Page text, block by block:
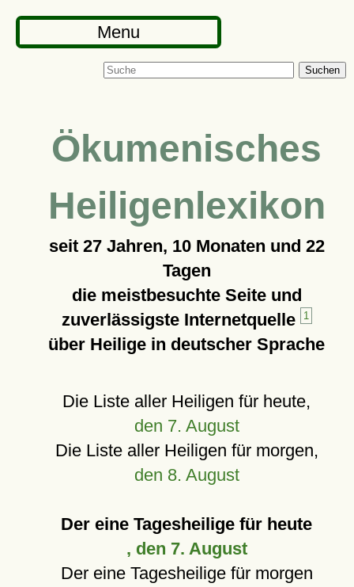
Menu
Suchen
Ökumenisches
Heiligenlexikon
seit 27 Jahren, 10 Monaten und 22
Tagen
die meistbesuchte Seite und
zuverlässigste Internetquelle
1
über Heilige in deutscher Sprache
Die Liste aller Heiligen für heute,
den 7. August
Die Liste aller Heiligen für morgen,
den 8. August
Der eine Tagesheilige für heute
, den 7. August
Der eine Tagesheilige für morgen